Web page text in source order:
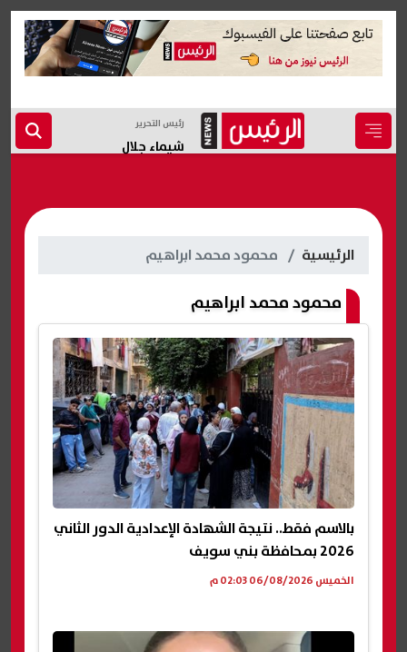
رئيس التحرير
شيماء جلال
الرئيسية محمود محمد ابراهيم
محمود محمد ابراهيم
بالاسم فقط.. نتيجة الشهادة الإعدادية الدور الثاني
2026 بمحافظة بني سويف
الخميس 06/08/2026 02:03 م